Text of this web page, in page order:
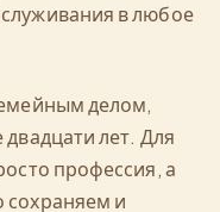
в любое
делом,
лет. Для
профессия, а
и